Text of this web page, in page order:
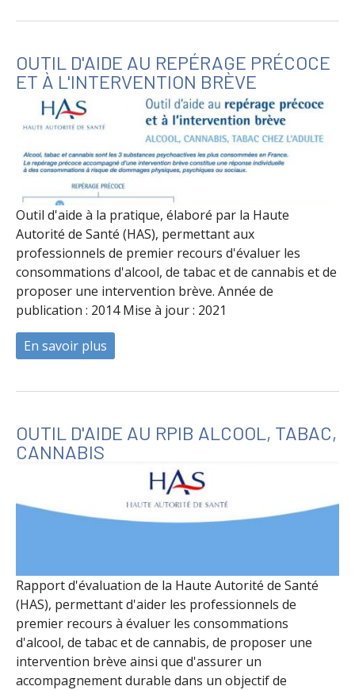
OUTIL D'AIDE AU REPÉRAGE PRÉCOCE
ET À L'INTERVENTION BRÈVE
Outil d'aide à la pratique, élaboré par la Haute
Autorité de Santé (HAS), permettant aux
professionnels de premier recours d'évaluer les
consommations d'alcool, de tabac et de cannabis et de
proposer une intervention brève. Année de
publication : 2014 Mise à jour : 2021
En savoir plus
OUTIL D'AIDE AU RPIB ALCOOL, TABAC,
CANNABIS
Rapport d'évaluation de la Haute Autorité de Santé
(HAS), permettant d'aider les professionnels de
premier recours à évaluer les consommations
d'alcool, de tabac et de cannabis, de proposer une
intervention brève ainsi que d'assurer un
accompagnement durable dans un objectif de